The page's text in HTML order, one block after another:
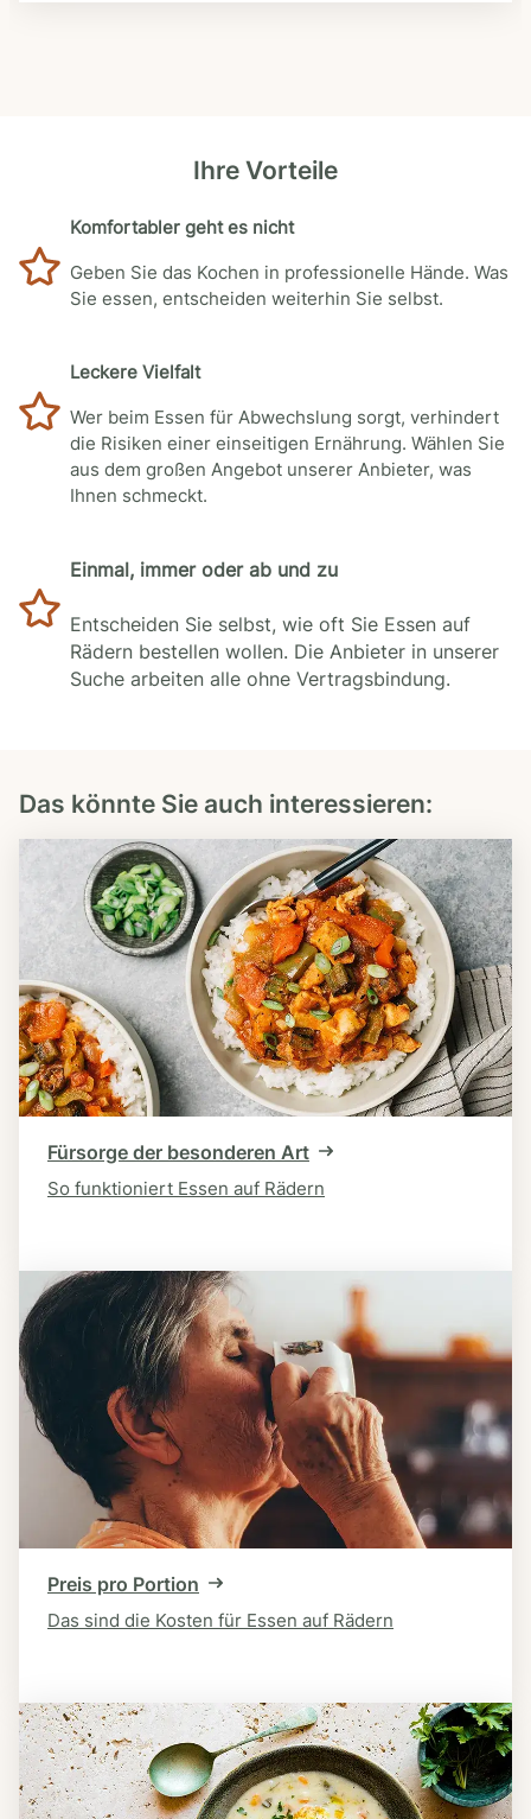
Ihre Vorteile
Komfortabler geht es nicht
Geben Sie das Kochen in professionelle Hände. Was
Sie essen, entscheiden weiterhin Sie selbst.
Leckere Vielfalt
Wer beim Essen für Abwechslung sorgt, verhindert
die Risiken einer einseitigen Ernährung. Wählen Sie
aus dem großen Angebot unserer Anbieter, was
Ihnen schmeckt.
Einmal, immer oder ab und zu
Entscheiden Sie selbst, wie oft Sie Essen auf
Rädern bestellen wollen. Die Anbieter in unserer
Suche arbeiten alle ohne Vertragsbindung.
Das könnte Sie auch interessieren:
Fürsorge der besonderen Art
So funktioniert Essen auf Rädern
Preis pro Portion
Das sind die Kosten für Essen auf Rädern